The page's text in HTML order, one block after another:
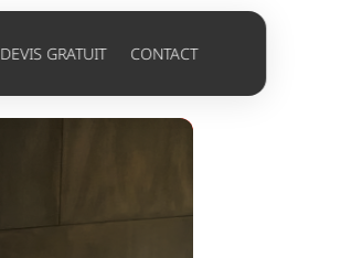
DEVIS GRATUIT CONTACT